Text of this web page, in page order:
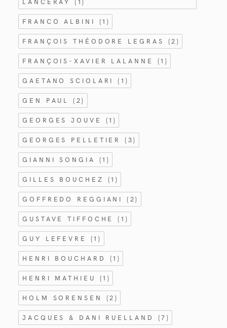
FRANCO ALBINI (1)
FRANÇOIS THÉODORE LEGRAS (2)
FRANÇOIS-XAVIER LALANNE (1)
GAETANO SCIOLARI(1)
GEN PAUL(2)
GEORGES JOUVE (1)
GEORGES PELLETIER(3)
GIANNI SONGIA (1)
GILLES BOUCHEZ (1)
GOFFREDO REGGIANI(2)
GUSTAVE TIFFOCHE(1)
GUY LEFEVRE (1)
HENRI BOUCHARD (1)
HENRI MATHIEU (1)
HOLM SORENSEN (2)
JACQUES & DANI RUELLAND (7)